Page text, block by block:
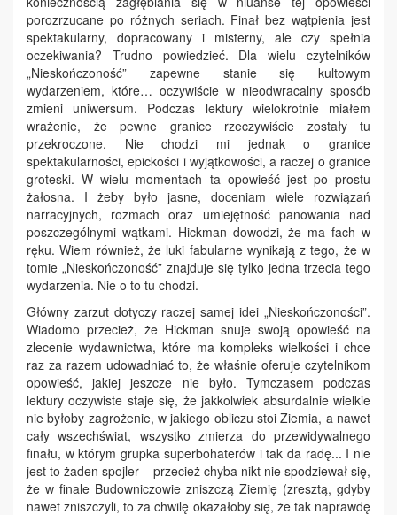
porozrzucane po różnych seriach. Finał bez wątpienia jest
spektakularny, dopracowany i misterny, ale czy spełnia
oczekiwania? Trudno powiedzieć. Dla wielu czytelników
„Nieskończoność” zapewne stanie się kultowym
wydarzeniem, które… oczywiście w nieodwracalny sposób
zmieni uniwersum. Podczas lektury wielokrotnie miałem
wrażenie, że pewne granice rzeczywiście zostały tu
przekroczone. Nie chodzi mi jednak o granice
spektakularności, epickości i wyjątkowości, a raczej o granice
groteski. W wielu momentach ta opowieść jest po prostu
żałosna. I żeby było jasne, doceniam wiele rozwiązań
narracyjnych, rozmach oraz umiejętność panowania nad
poszczególnymi wątkami. Hickman dowodzi, że ma fach w
ręku. Wiem również, że luki fabularne wynikają z tego, że w
tomie „Nieskończoność” znajduje się tylko jedna trzecia tego
wydarzenia. Nie o to tu chodzi.
Główny zarzut dotyczy raczej samej idei „Nieskończoności”.
Wiadomo przecież, że Hickman snuje swoją opowieść na
zlecenie wydawnictwa, które ma kompleks wielkości i chce
raz za razem udowadniać to, że właśnie oferuje czytelnikom
opowieść, jakiej jeszcze nie było. Tymczasem podczas
lektury oczywiste staje się, że jakkolwiek absurdalnie wielkie
nie byłoby zagrożenie, w jakiego obliczu stoi Ziemia, a nawet
cały wszechświat, wszystko zmierza do przewidywalnego
finału, w którym grupka superbohaterów i tak da radę... I nie
jest to żaden spojler – przecież chyba nikt nie spodziewał się,
że w finale Budowniczowie zniszczą Ziemię (zresztą, gdyby
nawet zniszczyli, to za chwilę okazałoby się, że tak naprawdę